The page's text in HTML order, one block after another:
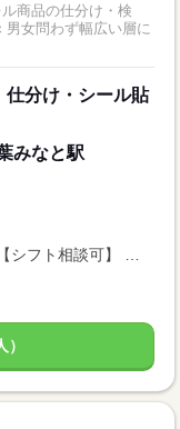
商品の仕分け・検
女問わず幅広い層に
仕分け・シール貼
みなと駅